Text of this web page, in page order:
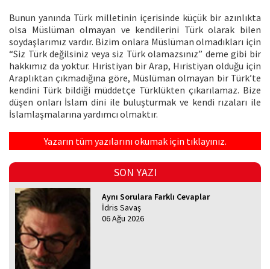
Bunun yanında Türk milletinin içerisinde küçük bir azınlıkta
olsa Müslüman olmayan ve kendilerini Türk olarak bilen
soydaşlarımız vardır. Bizim onlara Müslüman olmadıkları için
“Siz Türk değilsiniz veya siz Türk olamazsınız” deme gibi bir
hakkımız da yoktur. Hıristiyan bir Arap, Hıristiyan olduğu için
Araplıktan çıkmadığına göre, Müslüman olmayan bir Türk’te
kendini Türk bildiği müddetçe Türklükten çıkarılamaz. Bize
düşen onları İslam dini ile buluşturmak ve kendi rızaları ile
İslamlaşmalarına yardımcı olmaktır.
Yazarın tüm yazılarını okumak için tıklayınız.
SON YAZI
Aynı Sorulara Farklı Cevaplar
İdris Savaş
06 Ağu 2026